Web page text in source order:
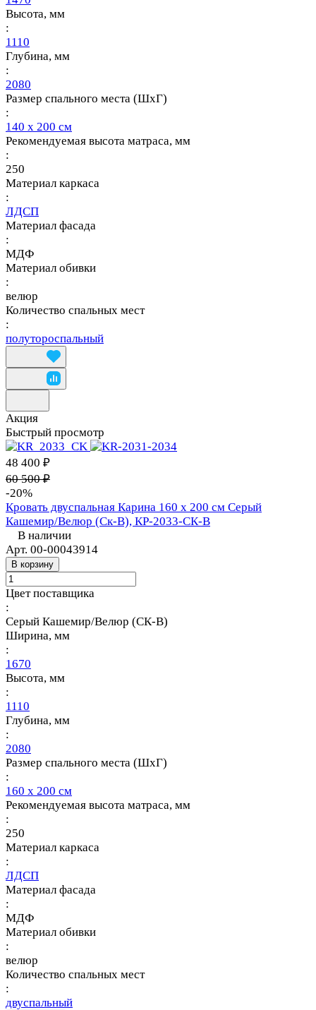
Высота, мм
:
1110
Глубина, мм
:
2080
Размер спального места (ШхГ)
:
140 х 200 см
Рекомендуемая высота матраса, мм
:
250
Материал каркаса
:
ЛДСП
Материал фасада
:
МДФ
Материал обивки
:
велюр
Количество спальных мест
:
полутороспальный
Акция
Быстрый просмотр
48 400 ₽
60 500 ₽
-20%
Кровать двуспальная Карина 160 х 200 см Серый
Кашемир/Велюр (Ск-В), КР-2033-СК-В
В наличии
Арт. 00-00043914
В корзину
Цвет поставщика
:
Серый Кашемир/Велюр (СК-В)
Ширина, мм
:
1670
Высота, мм
:
1110
Глубина, мм
:
2080
Размер спального места (ШхГ)
:
160 х 200 см
Рекомендуемая высота матраса, мм
:
250
Материал каркаса
:
ЛДСП
Материал фасада
:
МДФ
Материал обивки
:
велюр
Количество спальных мест
:
двуспальный